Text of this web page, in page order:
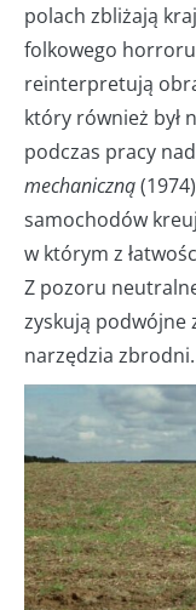
polach zbliżają
folkowego
reinterpretują
który również był
podczas pracy nad
mechaniczną
samochodów
w którym z
Z pozoru
zyskują podwójne
narzędzia zbrodni.